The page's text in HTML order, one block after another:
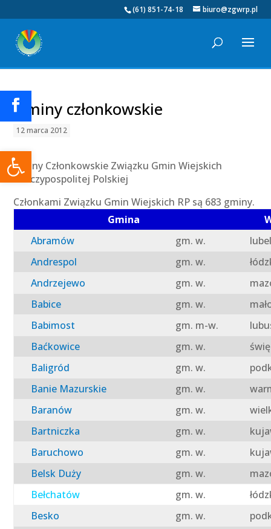
Otwórz pasek narzędzi
(61) 851-74-18 biuro@zgwrp.pl
Gminy członkowskie
12 marca 2012
Gminy Członkowskie Związku Gmin Wiejskich
Rzeczypospolitej Polskiej
Członkami Związku Gmin Wiejskich RP są 683 gminy.
Gmina
Abramów
gm. w.
Andrespol
gm. w.
Andrzejewo
gm. w.
Babice
gm. w.
Babimost
gm. m-w.
Baćkowice
gm. w.
Baligród
gm. w.
Banie Mazurskie
gm. w.
Baranów
gm. w.
Bartniczka
gm. w.
Baruchowo
gm. w.
Belsk Duży
gm. w.
Bełchatów
gm. w.
Besko
gm. w.